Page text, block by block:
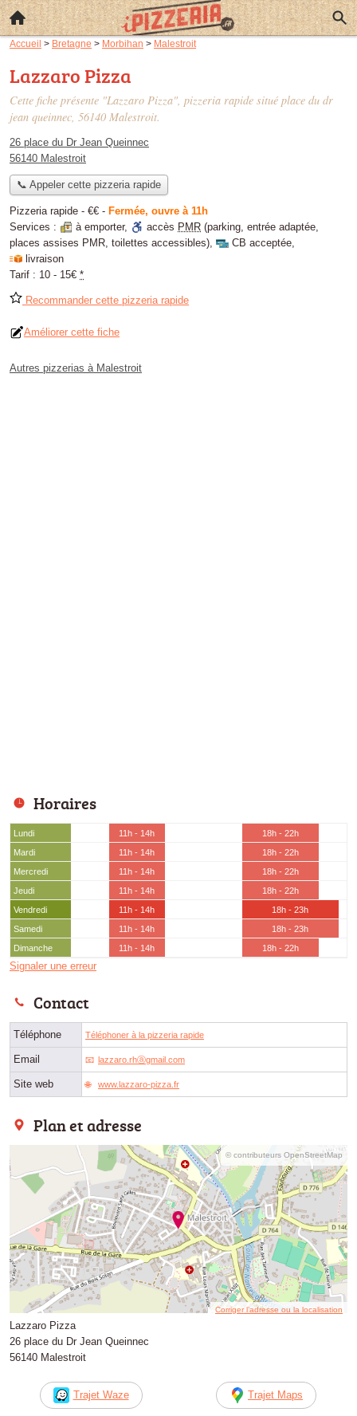
Accueil > Bretagne > Morbihan > Malestroit
Lazzaro Pizza
Cette fiche présente "Lazzaro Pizza", pizzeria rapide situé place du dr
jean queinnec, 56140 Malestroit.
26 place du Dr Jean Queinnec
56140 Malestroit
📞 Appeler cette pizzeria rapide
Pizzeria rapide - €€ - Fermée, ouvre à 11h
Services :
à emporter, accès PMR (parking, entrée adaptée,
places assises PMR, toilettes accessibles), CB acceptée,
livraison
Tarif : 10 - 15€ *
Recommander cette pizzeria rapide
Améliorer cette fiche
Autres pizzerias à Malestroit
Horaires
Lundi 11h - 14h
18h - 22h
Mardi
11h - 14h
18h - 22h
Mercredi
11h - 14h
18h - 22h
Jeudi
11h - 14h
18h - 22h
Vendredi
11h - 14h
18h - 23h
Samedi
11h - 14h
18h - 23h
Dimanche
11h - 14h 18h - 22h
Signaler une erreur
Contact
Téléphone Téléphoner à la pizzeria rapide
Email lazzaro.rhⓐgmail.com
Site web www.lazzaro-pizza.fr
Plan et adresse
© contributeurs OpenStreetMap
Corriger l’adresse ou la localisation
Lazzaro Pizza
26 place du Dr Jean Queinnec
56140 Malestroit
Trajet Waze Trajet Maps